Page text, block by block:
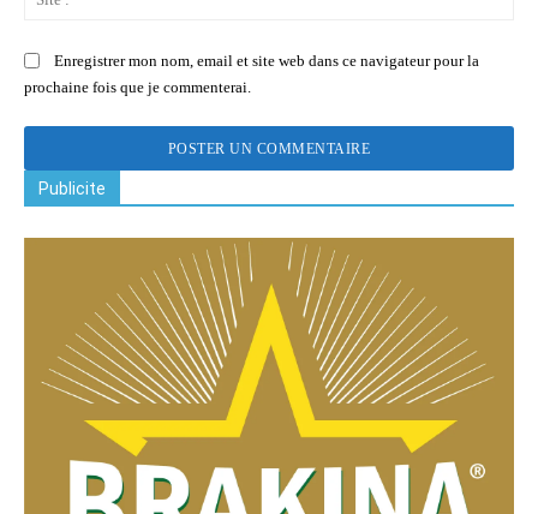
Enregistrer mon nom, email et site web dans ce navigateur pour la
prochaine fois que je commenterai.
Publicite